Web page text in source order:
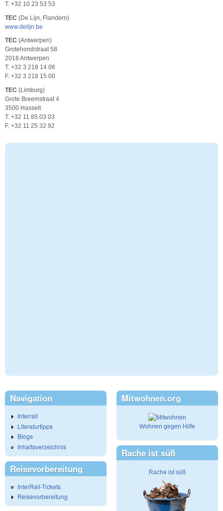
T. +32 10 23 53 53
TEC (De Lijn, Flandern)
www.delijn.be
TEC (Antwerpen)
Grotehondstraat 58
2018 Antwerpen
T. +32 3 218 14 06
F. +32 3 218 15 00
TEC (Limburg)
Grote Breemstraat 4
3500 Hasselt
T. +32 11 85 03 03
F. +32 11 25 32 92
Navigation
Interrail
Literaturtipps
Blogs
Inhaltsverzeichnis
Reisevorbereitung
InterRail-Tickets
Reisevorbereitung
Mitwohnen.org
Wohnen gegen Hilfe
Rache ist süß
Rache ist süß